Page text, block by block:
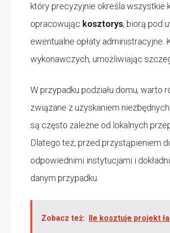
który precyzyjnie określa wszystkie
opracowując kosztorys, biorą pod
ewentualne opłaty
wykonawczych, umożliwiając
W przypadku podziału domu, warto
związane z uzyskaniem
są często zależne od lokalnych
Dlatego też, przed przystąpieniem
odpowiednimi instytucjami i
danym przypadku.
Zobacz też: Ile kosztuje projekt